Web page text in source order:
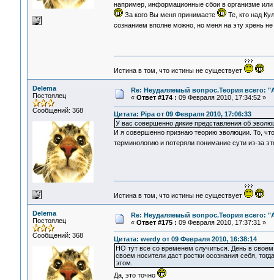
например, информационные сбои в организме
За кого Вы меня принимаете
Те, кто над
сознанием вполне можно, но меня на эту хрень
Истина в том, что истины не существует
Delema
Постоялец
Сообщений: 368
Re: Неудаляемый вопрос.Теория всего:
« Ответ #174 : 09 Февраля 2010, 17:34:52 »
Цитата: Pipa от 09 Февраля 2010, 17:06:33
У вас совершенно дикие представления об
И я совершенно признаю теорию эволюции. То,
терминологию и потеряли понимание сути из-за
Истина в том, что истины не существует
Delema
Постоялец
Сообщений: 368
Re: Неудаляемый вопрос.Теория всего:
« Ответ #175 : 09 Февраля 2010, 17:37:31 »
Цитата: werdy от 09 Февраля 2010, 16:38:14
НО тут все со временем случиться. День в
своем носители даст ростки осознания себя,
этом.
Да, это точно